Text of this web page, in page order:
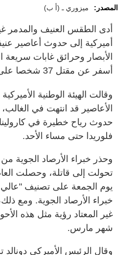
المصدر: ميزوري ـ (أ ب)
أدى الطقس العنيف والمدمر
أميركية إلى حدوث أعاصير
الأبصار وحرائق غابات سريعة
أسفر عن مقتل 37 شخصا على الأقل.
وقالت الهيئة الوطنية
الأعاصير قد انتهت في
حدوث رياح خطيرة في
فلوريدا حتى مساء الأحد.
وحذر خبراء الأرصاد الجوية
تحولت إلى قاتلة، وحصلت
يوم الجمعة على تصنيف "عالي
خبراء الأرصاد الجوية. ومع
غير المعتاد رؤية مثل هذه
شهر مارس.
وقال الرئيس الأميركي